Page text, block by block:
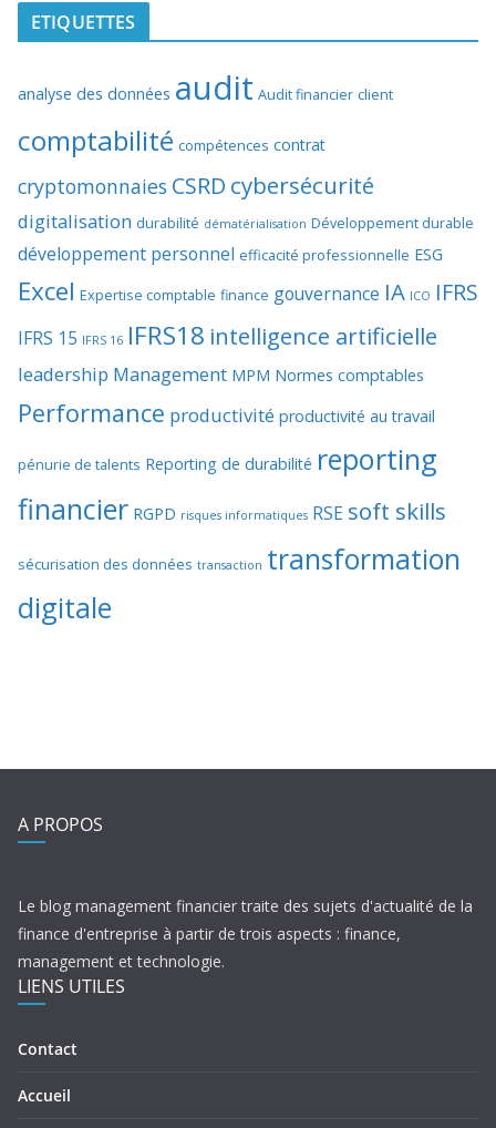
ETIQUETTES
analyse des données audit Audit financier client
comptabilité compétences contrat
cryptomonnaies CSRD cybersécurité
digitalisation durabilité dématérialisation Développement durable
développement personnel efficacité professionnelle ESG
Excel Expertise comptable finance gouvernance IA ICO IFRS
IFRS 15 IFRS 16 IFRS18 intelligence artificielle
leadership Management MPM Normes comptables
Performance productivité productivité au travail
pénurie de talents Reporting de durabilité reporting
financier RGPD risques informatiques RSE soft skills
sécurisation des données transaction transformation
digitale
A PROPOS
Le blog management financier traite des sujets d'actualité de la
finance d'entreprise à partir de trois aspects : finance,
management et technologie.
LIENS UTILES
Contact
Accueil